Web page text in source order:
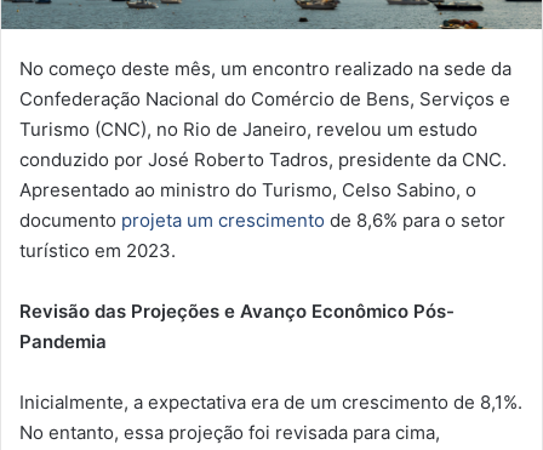
No começo deste mês, um encontro realizado na sede da
Confederação Nacional do Comércio de Bens, Serviços e
Turismo (CNC), no Rio de Janeiro, revelou um estudo
conduzido por José Roberto Tadros, presidente da CNC.
Apresentado ao ministro do Turismo, Celso Sabino, o
documento projeta um crescimento de 8,6% para o setor
turístico em 2023.
Revisão das Projeções e Avanço Econômico Pós-
Pandemia
Inicialmente, a expectativa era de um crescimento de 8,1%.
No entanto, essa projeção foi revisada para cima,